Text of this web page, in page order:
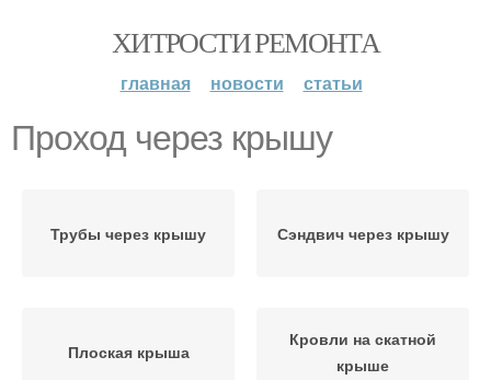
ХИТРОСТИ РЕМОНТА
главная новости статьи
Проход через крышу
Трубы через крышу Сэндвич через крышу
Плоская крыша
Кровли на скатной
крыше